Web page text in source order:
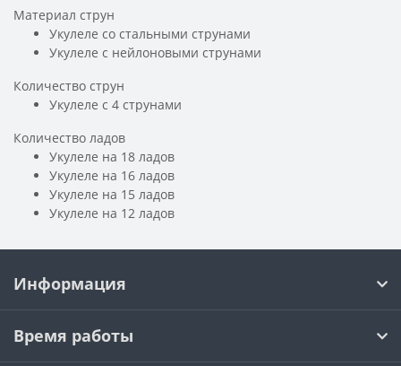
Материал струн
Укулеле со стальными струнами
Укулеле с нейлоновыми струнами
Количество струн
Укулеле с 4 струнами
Количество ладов
Укулеле на 18 ладов
Укулеле на 16 ладов
Укулеле на 15 ладов
Укулеле на 12 ладов
Информация
Время работы